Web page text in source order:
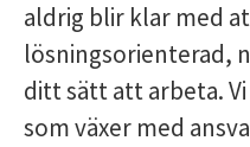
aldrig blir klar med
lösningsorienterad,
ditt sätt att arbeta.
som växer med